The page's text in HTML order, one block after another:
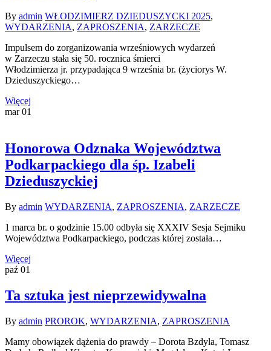
By admin WŁODZIMIERZ DZIEDUSZYCKI 2025,
WYDARZENIA, ZAPROSZENIA, ZARZECZE
Impulsem do zorganizowania wrześniowych wydarzeń
w Zarzeczu stała się 50. rocznica śmierci
Włodzimierza jr. przypadająca 9 września br. (życiorys W.
Dzieduszyckiego…
Więcej
mar 01
Honorowa Odznaka Województwa
Podkarpackiego dla śp. Izabeli
Dzieduszyckiej
By admin WYDARZENIA, ZAPROSZENIA, ZARZECZE
1 marca br. o godzinie 15.00 odbyła się XXXIV Sesja Sejmiku
Województwa Podkarpackiego, podczas której została…
Więcej
paź 01
Ta sztuka jest nieprzewidywalna
By admin PROROK, WYDARZENIA, ZAPROSZENIA
Mamy obowiązek dążenia do prawdy – Dorota Bzdyla, Tomasz